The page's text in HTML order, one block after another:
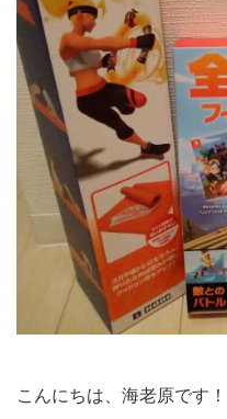
こんにちは、海老原です！